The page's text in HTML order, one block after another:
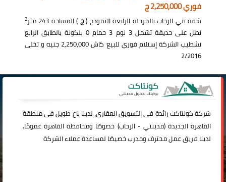
فوري 2,250,000 ج
شقة في الرحاب بالمرحلة الرابعة النموذج (ج ) المساحة 243 متر 2
تطل على حديقة تشمل 3 نوم 3 حمام 0 بلكونة بالطابق الرابع
تشطيب الشركة إستلام فوري للبيع كاش 2,250,000 جنيه و تخلى
2/2016
شركةكونتاكترائدة فى التسويق العقاري، لدينا باع طويل فى منطقة
القاهرة الجديدة (مدينتي -الرحاب) خصوصًا ومحافظة القاهرة عمومًا.
لدينا فريق عمل محترف ومدرب خصيصًا لمساعدة عملاء الشركة